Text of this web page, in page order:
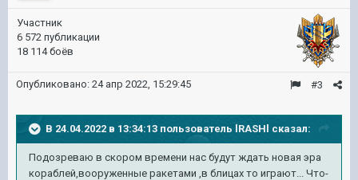
Участник
6 572 публикации
18 114 боёв
#3
Опубликовано: 24 апр 2022, 15:29:45
В 24.04.2022 в 13:34:13 пользователь lRASHl сказал:
Подозреваю в скором времени нас будут ждать новая эра
кораблей,вооруженные ракетами ,в блицах то играют... Что-